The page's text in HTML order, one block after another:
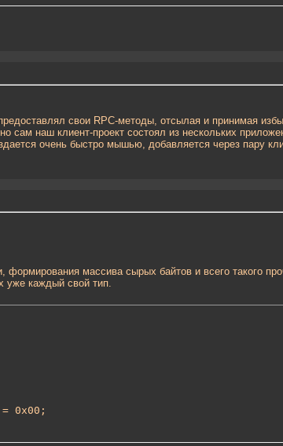
свои RPC-методы, отсылая и принимая
сам наш клиент-проект состоял из нескольких
очень быстро мышью, добавляется через пару
массива сырых байтов и всего такого
уже каждый свой тип.
= 0x00;